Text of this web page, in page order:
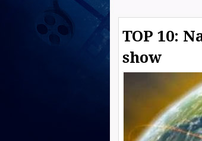
TOP 10:
show